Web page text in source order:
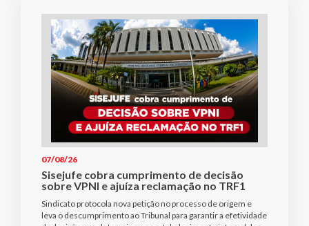
07/08/26
Sisejufe cobra cumprimento de decisão
sobre VPNI e ajuíza reclamação no TRF1
Sindicato protocola nova petição no processo de origem e
leva o descumprimento ao Tribunal para garantir a efetividade